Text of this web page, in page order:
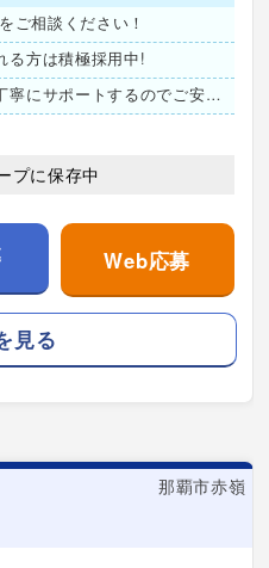
ご相談ください！
方は積極採用中!
★分からないことは、丁寧にサポートするのでご安心ください♪
プに保存中
Web応募
見る
那覇市赤嶺